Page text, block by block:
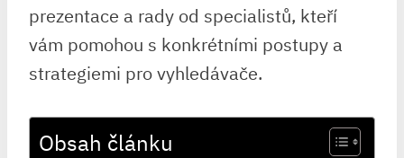
prezentace a rady od specialistů, kteří
vám pomohou s konkrétními postupy a
strategiemi pro vyhledávače.
Obsah článku